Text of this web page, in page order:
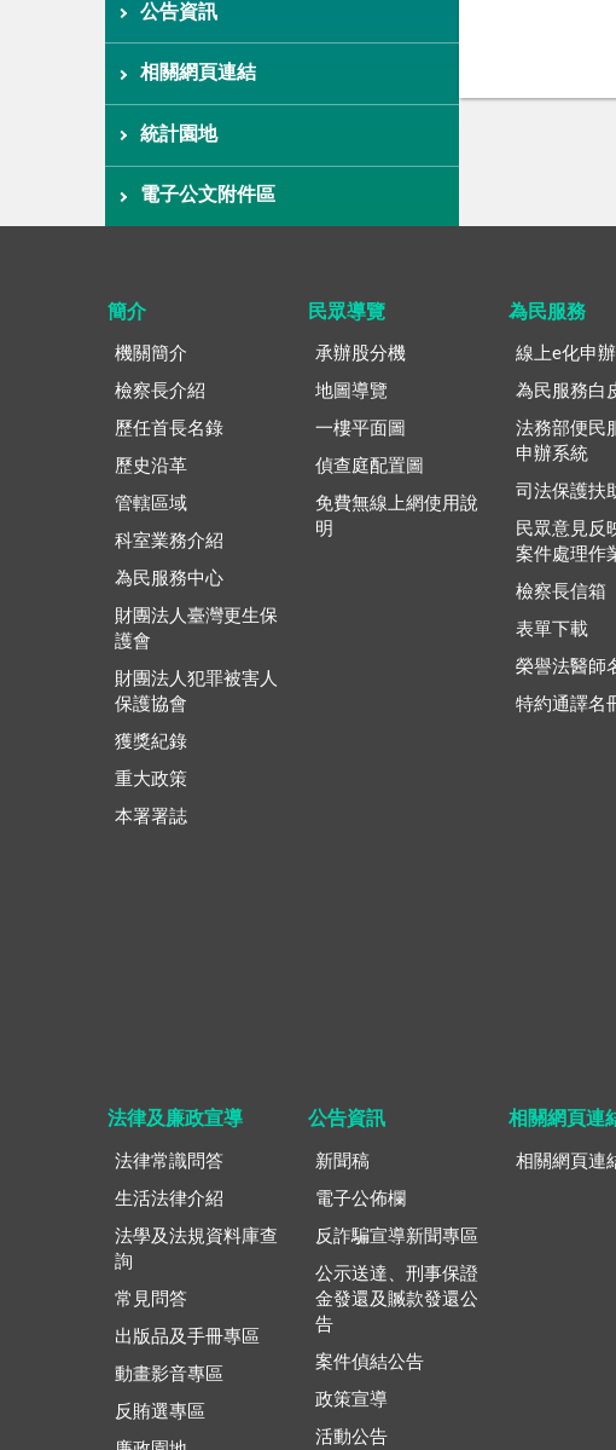
公告資訊
相關網頁連結
統計園地
電子公文附件區
簡介
機關簡介
檢察長介紹
歷任首長名錄
歷史沿革
管轄區域
科室業務介紹
為民服務中心
財團法人臺灣更生保
護會
財團法人犯罪被害人
保護協會
獲獎紀錄
重大政策
本署署誌
民眾導覽
承辦股分機
地圖導覽
一樓平面圖
偵查庭配置圖
免費無線上網使用說
明
為民服務
線上e化申
為民服務白
法務部便民
申辦系統
司法保護扶
民眾意見反
案件處理作
檢察長信箱
表單下載
榮譽法醫師
特約通譯名
法律及廉政宣導
法律常識問答
生活法律介紹
法學及法規資料庫查
詢
常見問答
出版品及手冊專區
動畫影音專區
反賄選專區
公告資訊
新聞稿
電子公佈欄
反詐騙宣導新聞專區
公示送達、刑事保證
金發還及贓款發還公
告
案件偵結公告
政策宣導
活動公告
相關網頁連
相關網頁連